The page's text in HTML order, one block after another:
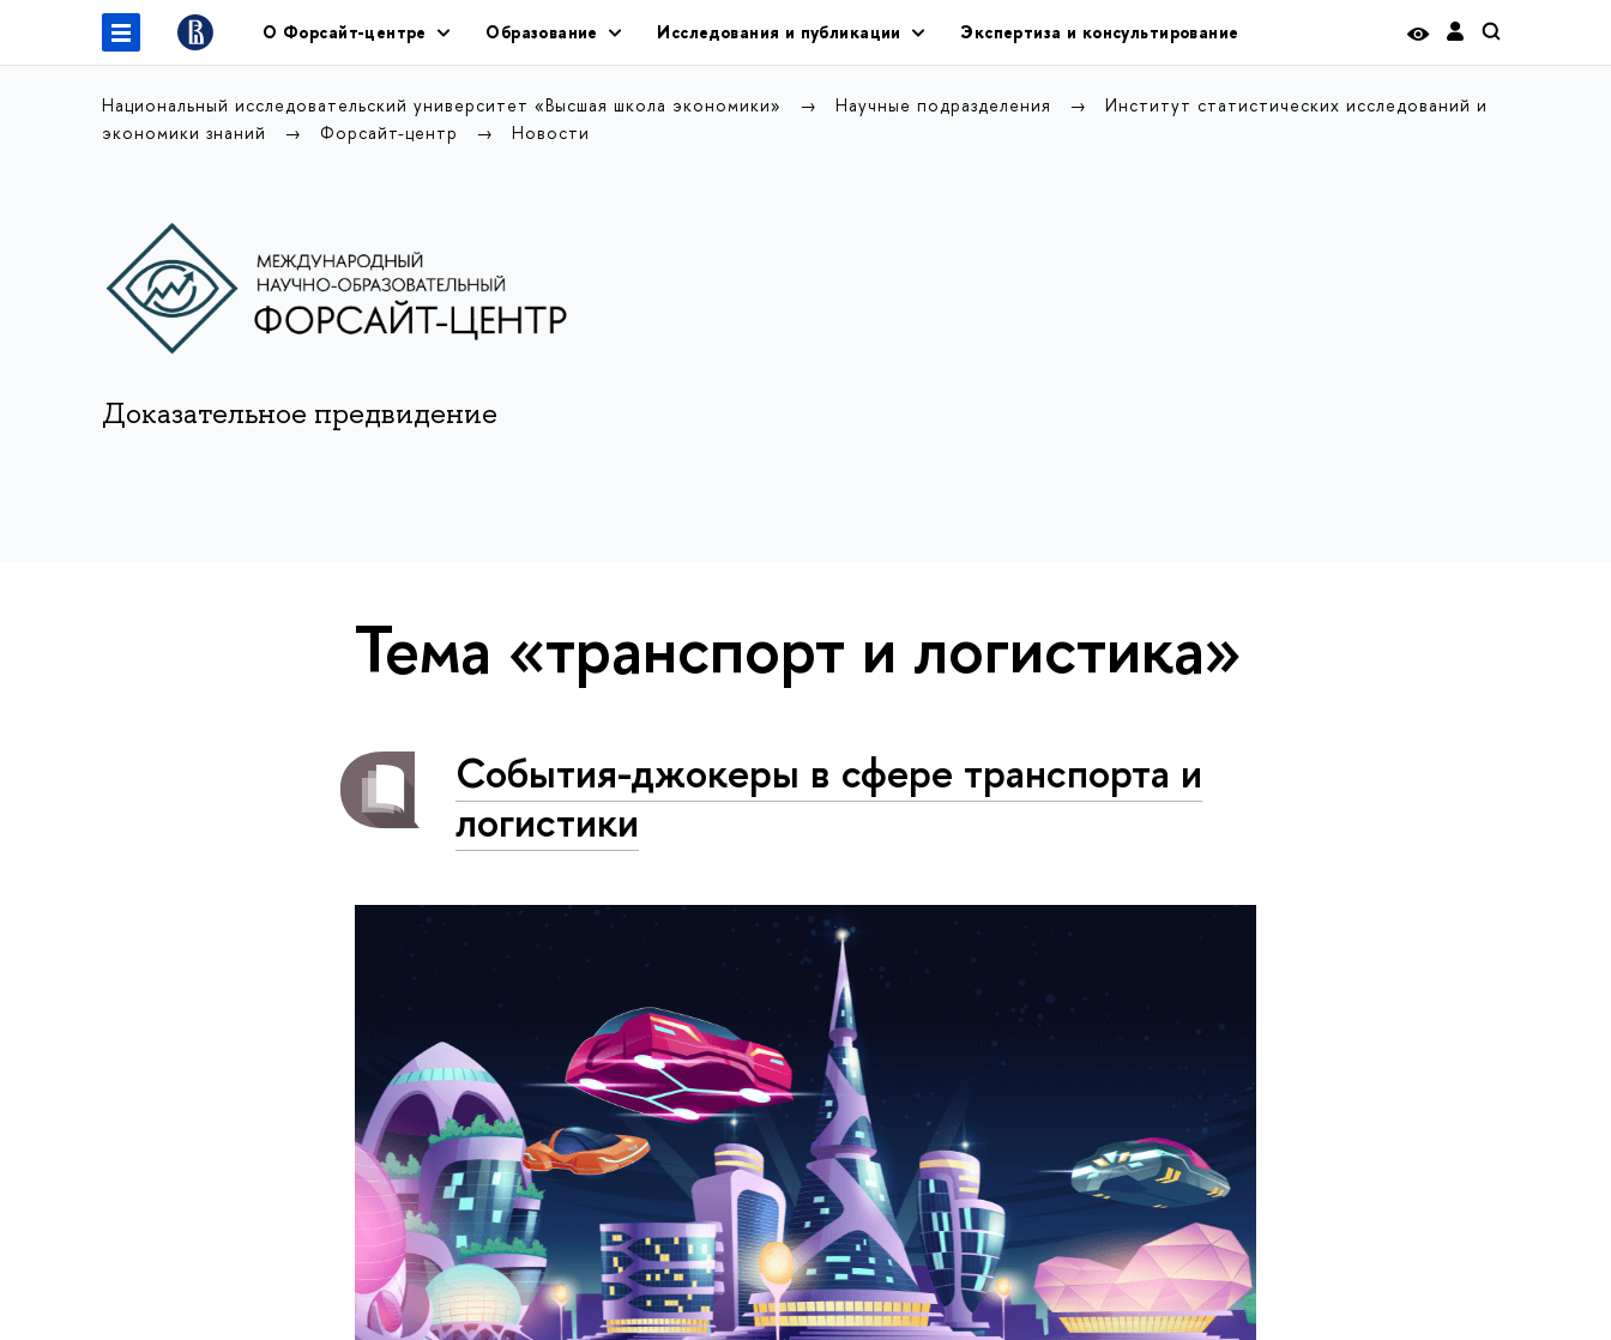
О Форсайт-центре Образование Исследования и публикации Экспертиза и консультирование
Национальный исследовательский университет «Высшая школа экономики» Научные подразделения
Институт статистических исследований и
экономики знаний
Форсайт-центр Новости
Доказательное предвидение
Тема «транспорт и логистика»
События-джокеры в сфере транспорта и
логистики